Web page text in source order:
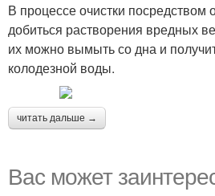
В процессе очистки посредством
добиться растворения вредных
их можно вымыть со дна и
колодезной воды.
читать дальше →
Вас может